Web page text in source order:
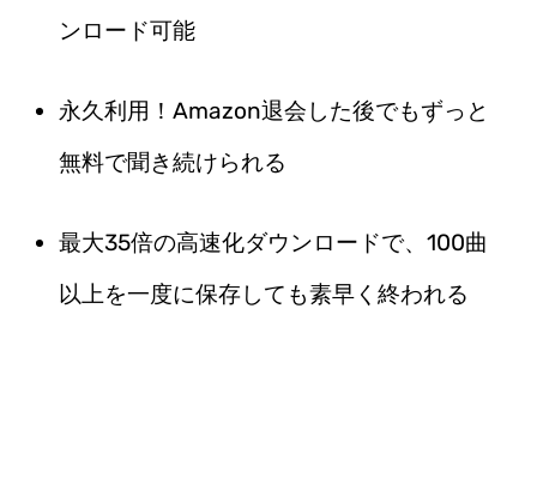
ンロード可能
永久利用！Amazon退会した後でもずっと
無料で聞き続けられる
最大35倍の高速化ダウンロードで、100曲
以上を一度に保存しても素早く終われる